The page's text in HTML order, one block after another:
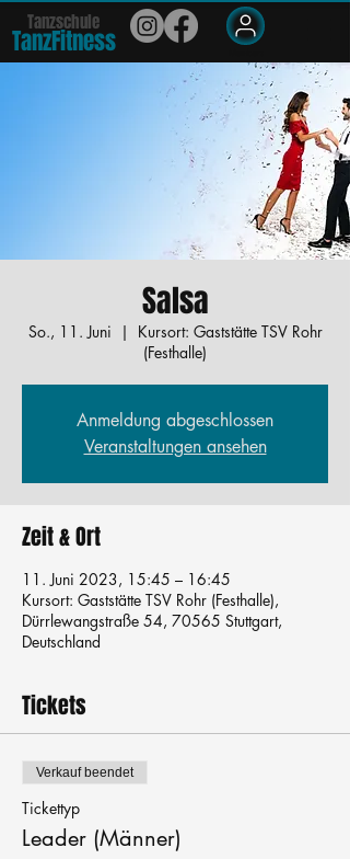
Tanzschule
TanzFitness
Salsa
So., 11. Juni
  |
Kursort: Gaststätte TSV Rohr
(Festhalle)
Anmeldung abgeschlossen
Veranstaltungen ansehen
Zeit & Ort
11. Juni 2023, 15:45 – 16:45
Kursort: Gaststätte TSV Rohr (Festhalle),
Dürrlewangstraße 54, 70565 Stuttgart,
Deutschland
Tickets
Verkauf beendet
Tickettyp
Leader (Männer)